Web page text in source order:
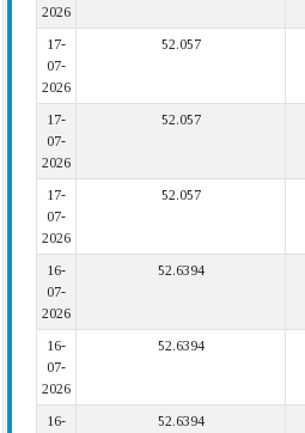
2026
17-
07-
2026
52.057
17-
07-
2026
52.057
17-
07-
2026
52.057
16-
07-
2026
52.6394
16-
07-
2026
52.6394
16-
52.6394